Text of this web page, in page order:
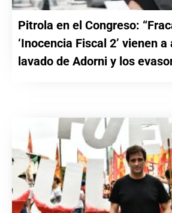
Pitrola en el Congreso:
‘Inocencia Fiscal 2’ vienen
lavado de Adorni y los